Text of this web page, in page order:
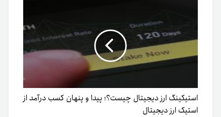
استیکینگ ارز دیجیتال چیست؟؛ پیدا و پنهان کسب درآمد از
استیک ارز دیجیتال